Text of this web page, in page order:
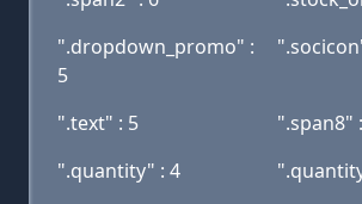
".dropdown_promo" :
5
".text" : 5
".span8"
".quantity" : 4